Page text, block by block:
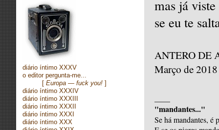
diário íntimo XXXV
o editor pergunta-me...
[ Europa — fuck you! ]
diário íntimo XXXIV
diário íntimo XXXIII
diário íntimo XXXII
diário íntimo XXXI
diário íntimo XXX
mas já
se eu te
ANTERO DE
Março de 2018
"mandantes..."
Se há mandantes, é